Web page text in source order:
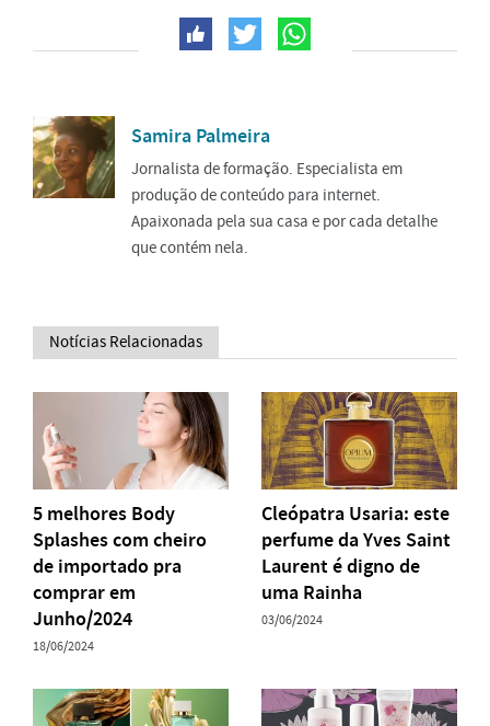
Samira Palmeira
Jornalista de formação. Especialista em
produção de conteúdo para internet.
Apaixonada pela sua casa e por cada detalhe
que contém nela.
Notícias Relacionadas
5 melhores Body
Splashes com cheiro
de importado pra
comprar em
Junho/2024
18/06/2024
Cleópatra Usaria: este
perfume da Yves Saint
Laurent é digno de
uma Rainha
03/06/2024